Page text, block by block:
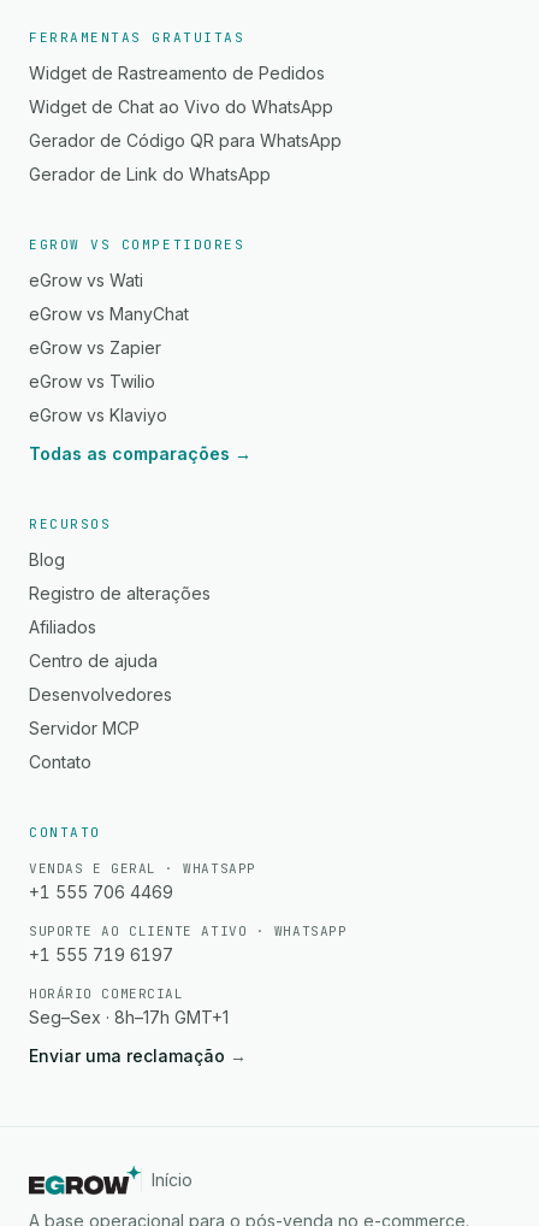
FERRAMENTAS GRATUITAS
Widget de Rastreamento de Pedidos
Widget de Chat ao Vivo do WhatsApp
Gerador de Código QR para WhatsApp
Gerador de Link do WhatsApp
EGROW VS COMPETIDORES
eGrow vs Wati
eGrow vs ManyChat
eGrow vs Zapier
eGrow vs Twilio
eGrow vs Klaviyo
Todas as comparações →
RECURSOS
Blog
Registro de alterações
Afiliados
Centro de ajuda
Desenvolvedores
Servidor MCP
Contato
CONTATO
VENDAS E GERAL · WHATSAPP
+1 555 706 4469
SUPORTE AO CLIENTE ATIVO · WHATSAPP
+1 555 719 6197
HORÁRIO COMERCIAL
Seg–Sex · 8h–17h GMT+1
Enviar uma reclamação →
Início
A base operacional para o pós-venda no e-commerce.